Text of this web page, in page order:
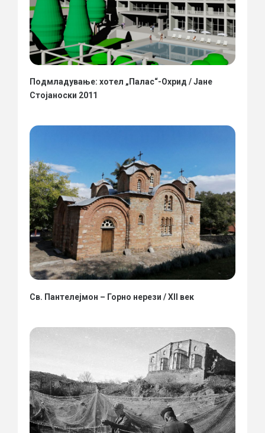
Подмладување: хотел „Палас“-Охрид / Јане
Стојаноски 2011
Св. Пантелејмон – Горно нерези / XII век